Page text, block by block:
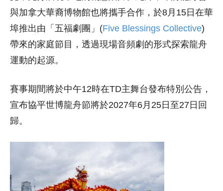
與加拿大華裔博物館也將攜手合作，於8月15日在華
埠推出由「五福劇團」(Five Blessings Collective)
帶來的家庭節目，透過現場音頻劇的形式探索龍舟
運動的起源。
賽事期間將於中午12時在TD主舞台發布特別公告，
宣布協平世博龍舟節將於2027年6月25日至27日回
歸。